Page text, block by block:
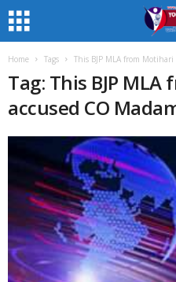
Home Tags This BJP MLA from
Tag: This BJP
accused CO